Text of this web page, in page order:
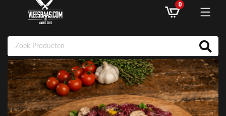
ASSORTIMENT
AANBIEDINGEN
0